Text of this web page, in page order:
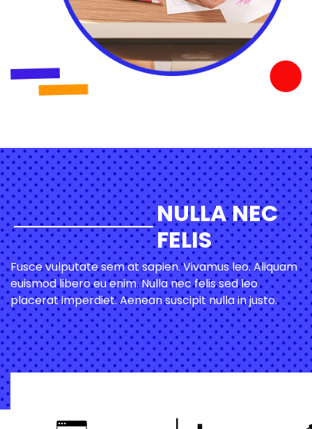
NULLA NEC
FELIS
Fusce vulputate sem at sapien. Vivamus leo. Aliquam
euismod libero eu enim. Nulla nec felis sed leo
placerat imperdiet. Aenean suscipit nulla in justo.